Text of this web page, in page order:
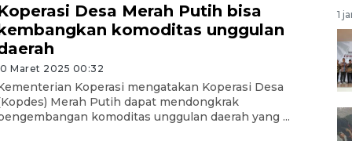
Desa Merah Putih bisa
komoditas unggulan
Maret 2025 00:32
Koperasi mengatakan Koperasi Desa
Merah Putih dapat mendongkrak
komoditas unggulan daerah yang ...
1